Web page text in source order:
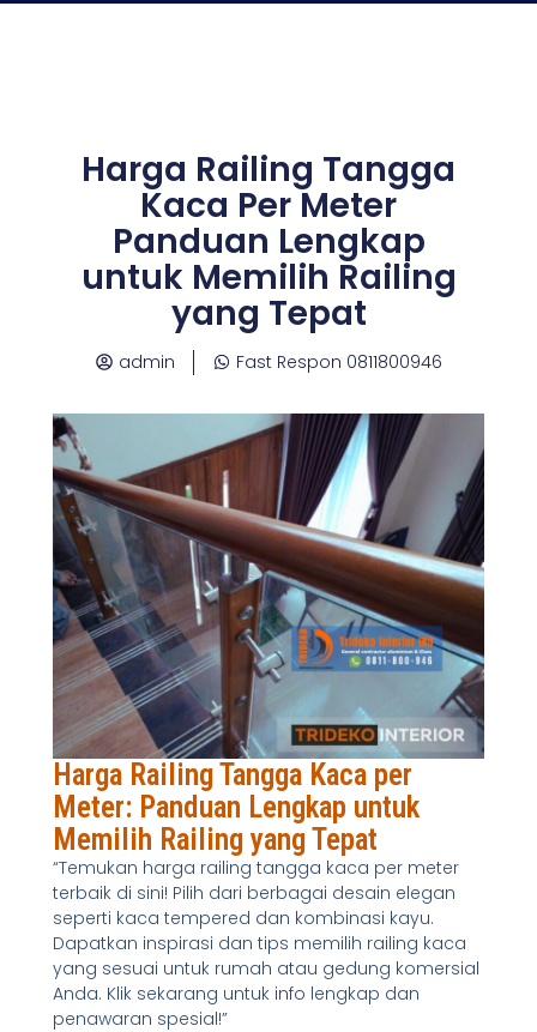
Harga Railing Tangga
Kaca Per Meter
Panduan Lengkap
untuk Memilih Railing
yang Tepat
admin Fast Respon 0811800946
Harga Railing Tangga Kaca per
Meter: Panduan Lengkap untuk
Memilih Railing yang Tepat
“Temukan harga railing tangga kaca per meter
terbaik di sini! Pilih dari berbagai desain elegan
seperti kaca tempered dan kombinasi kayu.
Dapatkan inspirasi dan tips memilih railing kaca
yang sesuai untuk rumah atau gedung komersial
Anda. Klik sekarang untuk info lengkap dan
penawaran spesial!”